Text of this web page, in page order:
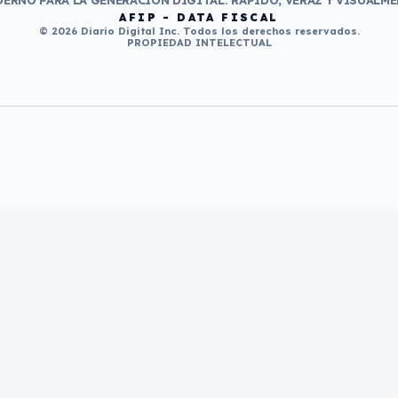
AFIP - DATA FISCAL
© 2026 Diario Digital Inc. Todos los derechos reservados.
PROPIEDAD INTELECTUAL